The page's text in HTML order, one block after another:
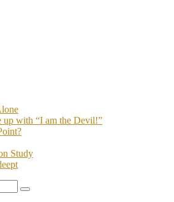
up with “I am the Devil!”
Study
Search